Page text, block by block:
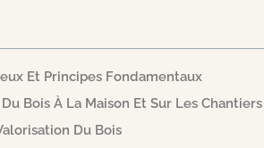
Et Principes Fondamentaux
Bois À La Maison Et Sur Les Chantiers
Du Bois